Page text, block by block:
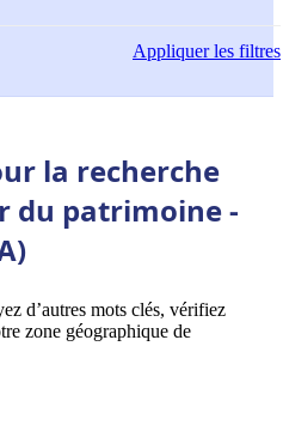
Appliquerles filtres
la recherche
du patrimoine -
d’autres mots clés, vérifiez
zone géographique de